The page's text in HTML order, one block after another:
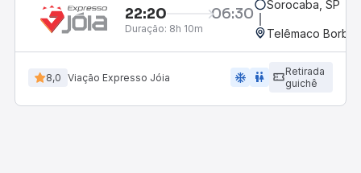
22:20 06:30
Duração: 8h 10m
Sorocaba, SP
Telêmaco Borba,
8,0 Viação Expresso Jóia ac_unit wc
Retirada
guichê